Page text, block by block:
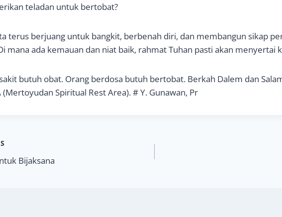
teladan untuk bertobat?
terus berjuang untuk bangkit, berbenah diri, dan membangun sikap
mana ada kemauan dan niat baik, rahmat Tuhan pasti akan menyertai
butuh obat. Orang berdosa butuh bertobat. Berkah Dalem dan
(Mertoyudan Spiritual Rest Area). # Y. Gunawan, Pr
Bijaksana